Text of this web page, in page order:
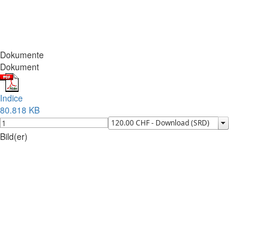
Dokumente
Dokument
Indice
80.818 KB
Bild(er)